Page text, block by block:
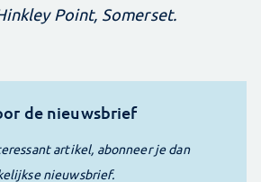
Point, Somerset.
de nieuwsbrief
artikel, abonneer je dan
nieuwsbrief.